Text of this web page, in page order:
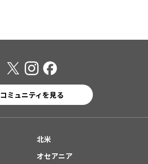
コミュニティを見る
北米
オセアニア